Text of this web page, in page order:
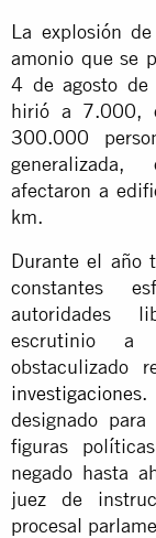
La explosión
amonio que se
4 de agosto
hirió a 7.000,
300.000
generalizada,
afectaron a
km.
Durante el año
constantes
autoridades
escrutinio a
obstaculizado
investigaciones.
designado
figuras
negado hasta
juez de
procesal